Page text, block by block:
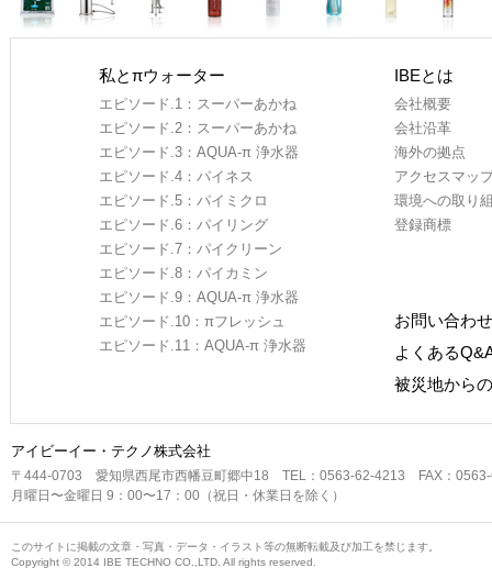
私とπウォーター
エピソード.1：スーパーあかね
エピソード.2：スーパーあかね
エピソード.3：AQUA-π 浄水器
エピソード.4：パイネス
エピソード.5：パイミクロ
エピソード.6：パイリング
エピソード.7：パイクリーン
エピソード.8：パイカミン
エピソード.9：AQUA-π 浄水器
エピソード.10：πフレッシュ
エピソード.11：AQUA-π 浄水器
IBEとは
会社概要
会社沿革
海外の拠点
アクセスマッ
環境への取り
登録商標
お問い合わせ
よくある
被災地から
アイビーイー・テクノ株式会社
〒444-0703 愛知県西尾市西幡豆町郷中18 TEL：0563-62-4213 FAX：
月曜日〜金曜日 9：00〜17：00（祝日・休業日を除く）
このサイトに掲載の文章・写真・データ・イラスト等の無断転載及び加工を禁じます。
Copyright © 2014 IBE TECHNO CO.,LTD. All rights reserved.